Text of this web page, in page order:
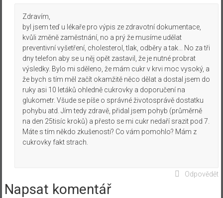
Zdravím,
byl jsem teď u lékaře pro výpis ze zdravotní dokumentace,
kvůli změně zaměstnání, no a prý že musíme udělat
preventivní vyšetření, cholesterol, tlak, odběry a tak… No za tři
dny telefon aby se u něj opět zastavil, že je nutné probrat
výsledky. Bylo mi sděleno, že mám cukr v krvi moc vysoký, a
že bych s tím měl začít okamžitě něco dělat a dostal jsem do
ruky asi 10 letáků ohledně cukrovky a doporučení na
glukometr. Všude se píše o správné životosprávě dostatku
pohybu atd. Jím tedy zdravě, přidal jsem pohyb (průměrně
na den 25tisíc kroků) a přesto se mi cukr nedaří srazit pod 7.
Máte s tím někdo zkušenosti? Co vám pomohlo? Mám z
cukrovky fakt strach.
Odpovědět
Napsat komentář